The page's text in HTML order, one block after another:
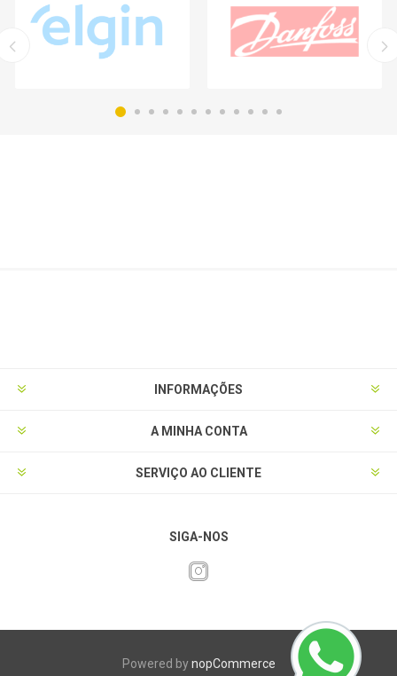
INFORMAÇÕES
A MINHA CONTA
SERVIÇO AO CLIENTE
SIGA-NOS
Powered bynopCommerce